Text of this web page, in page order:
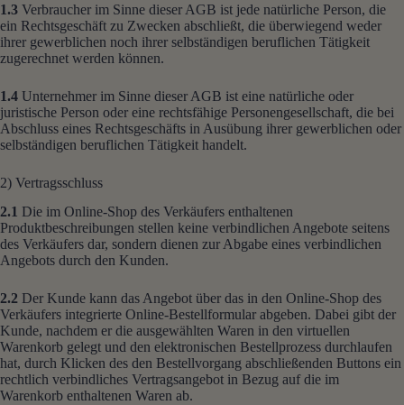
1.3 Verbraucher im Sinne dieser AGB ist jede natürliche Person, die
ein Rechtsgeschäft zu Zwecken abschließt, die überwiegend weder
ihrer gewerblichen noch ihrer selbständigen beruflichen Tätigkeit
zugerechnet werden können.
1.4 Unternehmer im Sinne dieser AGB ist eine natürliche oder
juristische Person oder eine rechtsfähige Personengesellschaft, die bei
Abschluss eines Rechtsgeschäfts in Ausübung ihrer gewerblichen oder
selbständigen beruflichen Tätigkeit handelt.
2) Vertragsschluss
2.1 Die im Online-Shop des Verkäufers enthaltenen
Produktbeschreibungen stellen keine verbindlichen Angebote seitens
des Verkäufers dar, sondern dienen zur Abgabe eines verbindlichen
Angebots durch den Kunden.
2.2 Der Kunde kann das Angebot über das in den Online-Shop des
Verkäufers integrierte Online-Bestellformular abgeben. Dabei gibt der
Kunde, nachdem er die ausgewählten Waren in den virtuellen
Warenkorb gelegt und den elektronischen Bestellprozess durchlaufen
hat, durch Klicken des den Bestellvorgang abschließenden Buttons ein
rechtlich verbindliches Vertragsangebot in Bezug auf die im
Warenkorb enthaltenen Waren ab.